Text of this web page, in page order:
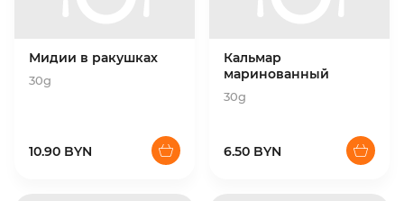
Мидии в ракушках
30g
10.90 BYN
Кальмар
маринованный
30g
6.50 BYN